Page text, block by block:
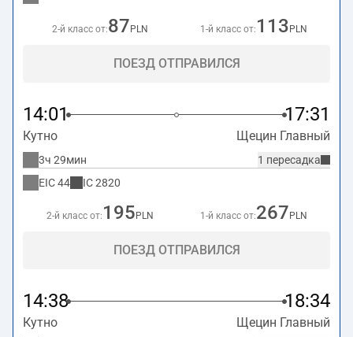
2-й класс от:87 PLN 1-й класс от: 113 PLN
ПОЕЗД ОТПРАВИЛСЯ
14:01 17:31
Кутно Щецин Главный
1 пересадка
3ч 29мин
EIC44 IC2820
2-й класс от: 195 PLN 1-й класс от:267 PLN
ПОЕЗД ОТПРАВИЛСЯ
14:38 18:34
Кутно Щецин Главный